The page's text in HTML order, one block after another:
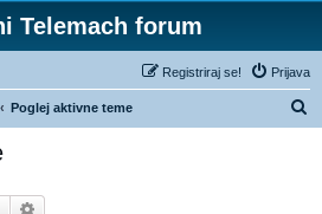
Telemach forum
Prijava
Registriraj se!
Poglej aktivne teme
Iskanje